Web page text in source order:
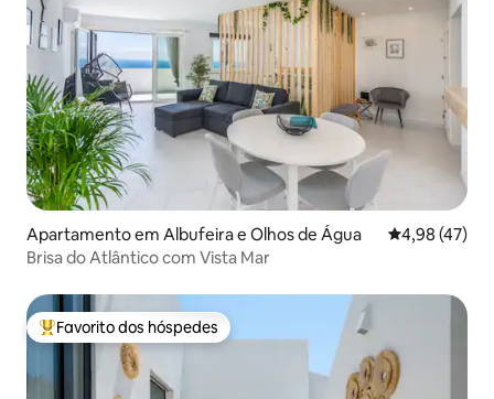
Apartamento em Albufeira e Olhos de Água Classificação
4,98 (47)
Brisa do Atlântico com Vista Mar
Favoritos dos hóspedes mais apreciados
Favorito dos hóspedes